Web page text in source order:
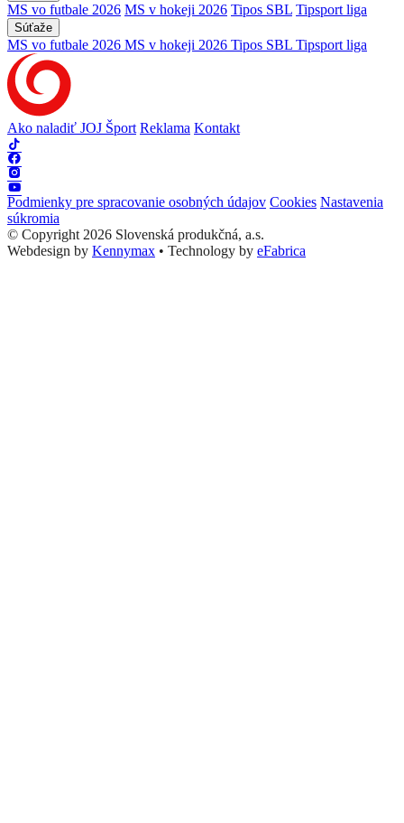
MS vo futbale 2026 MS v hokeji 2026 Tipos SBL Tipsport liga
Súťaže
MS vo futbale 2026 MS v hokeji 2026 Tipos SBL Tipsport liga
Ako naladiť JOJ Šport Reklama Kontakt
Podmienky pre spracovanie osobných údajov Cookies Nastavenia
súkromia
© Copyright 2026 Slovenská produkčná, a.s.
Webdesign by Kennymax • Technology by eFabrica